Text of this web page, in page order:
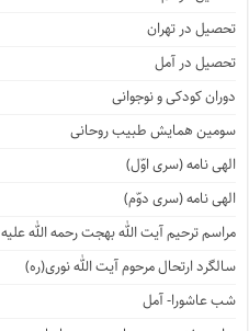
تحصیل در تهران
تحصیل در آمل
دوران کودکی و نوجوانی
سومین همایش طبیب روحانی
الهی نامه (سری اوّل)
الهی نامه (سری دوّم)
مراسم ترحیم آیت الله بهجت رحمه الله علیه
سالگرد ارتحال مرحوم آیت الله نوری(ره)
شب عاشورا- آمل